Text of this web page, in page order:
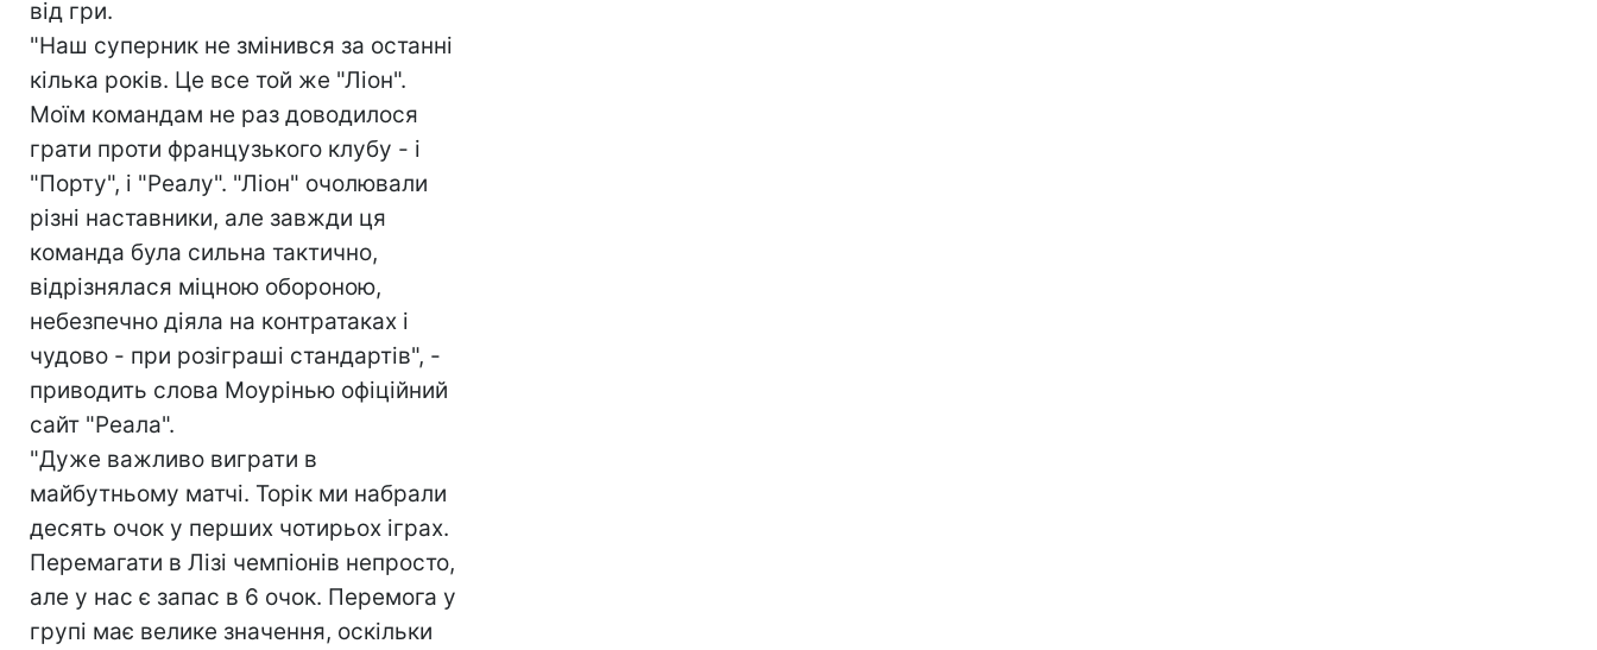
від гри.
"Наш суперник не змінився за останні
кілька років. Це все той же "Ліон".
Моїм командам не раз доводилося
грати проти французького клубу - і
"Порту", і "Реалу". "Ліон" очолювали
різні наставники, але завжди ця
команда була сильна тактично,
відрізнялася міцною обороною,
небезпечно діяла на контратаках і
чудово - при розіграші стандартів", -
приводить слова Моурінью офіційний
сайт "Реала".
"Дуже важливо виграти в
майбутньому матчі. Торік ми набрали
десять очок у перших чотирьох іграх.
Перемагати в Лізі чемпіонів непросто,
але у нас є запас в 6 очок. Перемога у
групі має велике значення, оскільки